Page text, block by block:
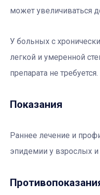
может увеличиваться
У больных с
легкой и умеренной
препарата не требуется.
Показания
Раннее лечение и
эпидемии у взрослых и